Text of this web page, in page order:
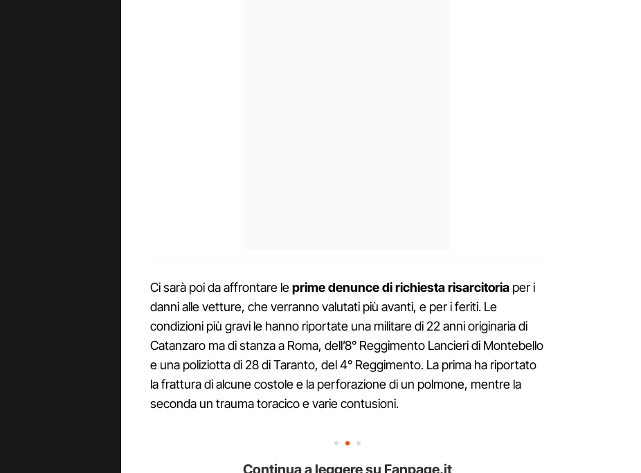
Ci sarà poi da affrontare leprime denunce di richiesta risarcitoria per i
danni alle vetture, che verranno valutati più avanti, e per i feriti. Le
condizioni più gravi le hanno riportate una militare di 22 anni originaria di
Catanzaro ma di stanza a Roma, dell’8° Reggimento Lancieri di Montebello
e una poliziotta di 28 di Taranto, del 4° Reggimento. La prima ha riportato
la frattura di alcune costole e la perforazione di un polmone, mentre la
seconda un trauma toracico e varie contusioni.